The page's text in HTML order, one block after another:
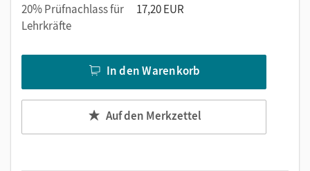
20% Prüfnachlass für
Lehrkräfte
17,20 EUR
In den Warenkorb
Auf den Merkzettel